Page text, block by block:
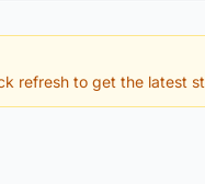
refresh to get the latest